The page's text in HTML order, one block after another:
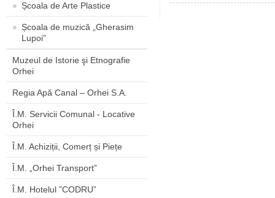
Școala de Arte Plastice
Școala de muzică „Gherasim
Lupoi”
Muzeul de Istorie şi Etnografie
Orhei
Regia Apă Canal – Orhei S.A.
Î.M. Servicii Comunal - Locative
Orhei
Î.M. Achiziții, Comerț și Piețe
Î.M. „Orhei Transport”
Î.M. Hotelul ”CODRU”